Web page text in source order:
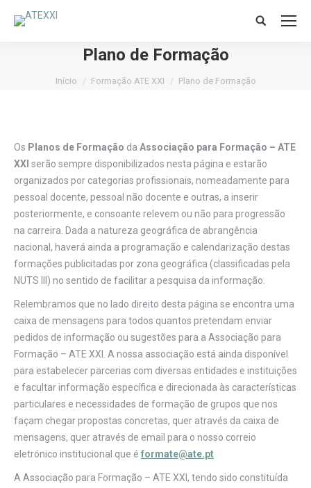
Search:
Plano de Formação
Você está aqui:
Início Formação ATE XXI Plano de Formação
Os Planos de Formação da Associação para Formação – ATE
XXI serão sempre disponibilizados nesta página e estarão
organizados por categorias profissionais, nomeadamente para
pessoal docente, pessoal não docente e outras, a inserir
posteriormente, e consoante relevem ou não para progressão
na carreira. Dada a natureza geográfica de abrangência
nacional, haverá ainda a programação e calendarização destas
formações publicitadas por zona geográfica (classificadas pela
NUTS III) no sentido de facilitar a pesquisa da informação.
Relembramos que no lado direito desta página se encontra uma
caixa de mensagens para todos quantos pretendam enviar
pedidos de informação ou sugestões para a Associação para
Formação – ATE XXI. A nossa associação está ainda disponível
para estabelecer parcerias com diversas entidades e instituições
e facultar informação específica e direcionada às características
particulares e necessidades de formação de grupos que nos
façam chegar propostas concretas, quer através da caixa de
mensagens, quer através de email para o nosso correio
eletrónico institucional que é formate@ate.pt
A Associação para Formação – ATE XXI, tendo sido constituída